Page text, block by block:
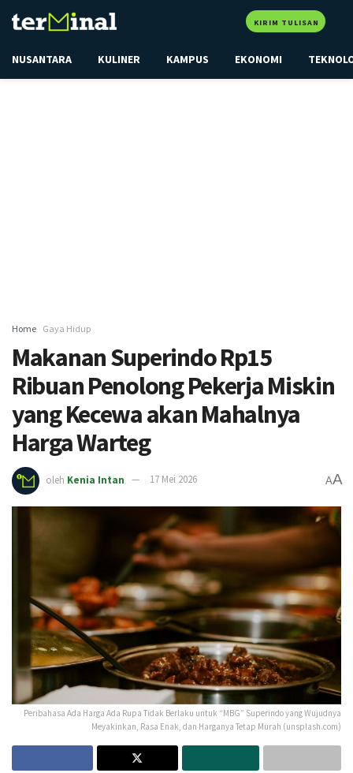
KIRIM TULISAN
NUSANTARA KULINER KAMPUS EKONOMI
Home Gaya Hidup
Makanan Superindo Rp15
Ribuan Penolong Pekerja Miskin
yang Kecewa akan Mahalnya
Harga Warteg
oleh Kenia Intan 17 Mei 2026 AA
Peribahasa Ada Harga Ada Rupa Tidak Berlaku untuk “MBG” Superindo yang Wujudnya
Meyakinkan, Rasa Enak, dan Harganya Tetap Murah (unsplash.com)